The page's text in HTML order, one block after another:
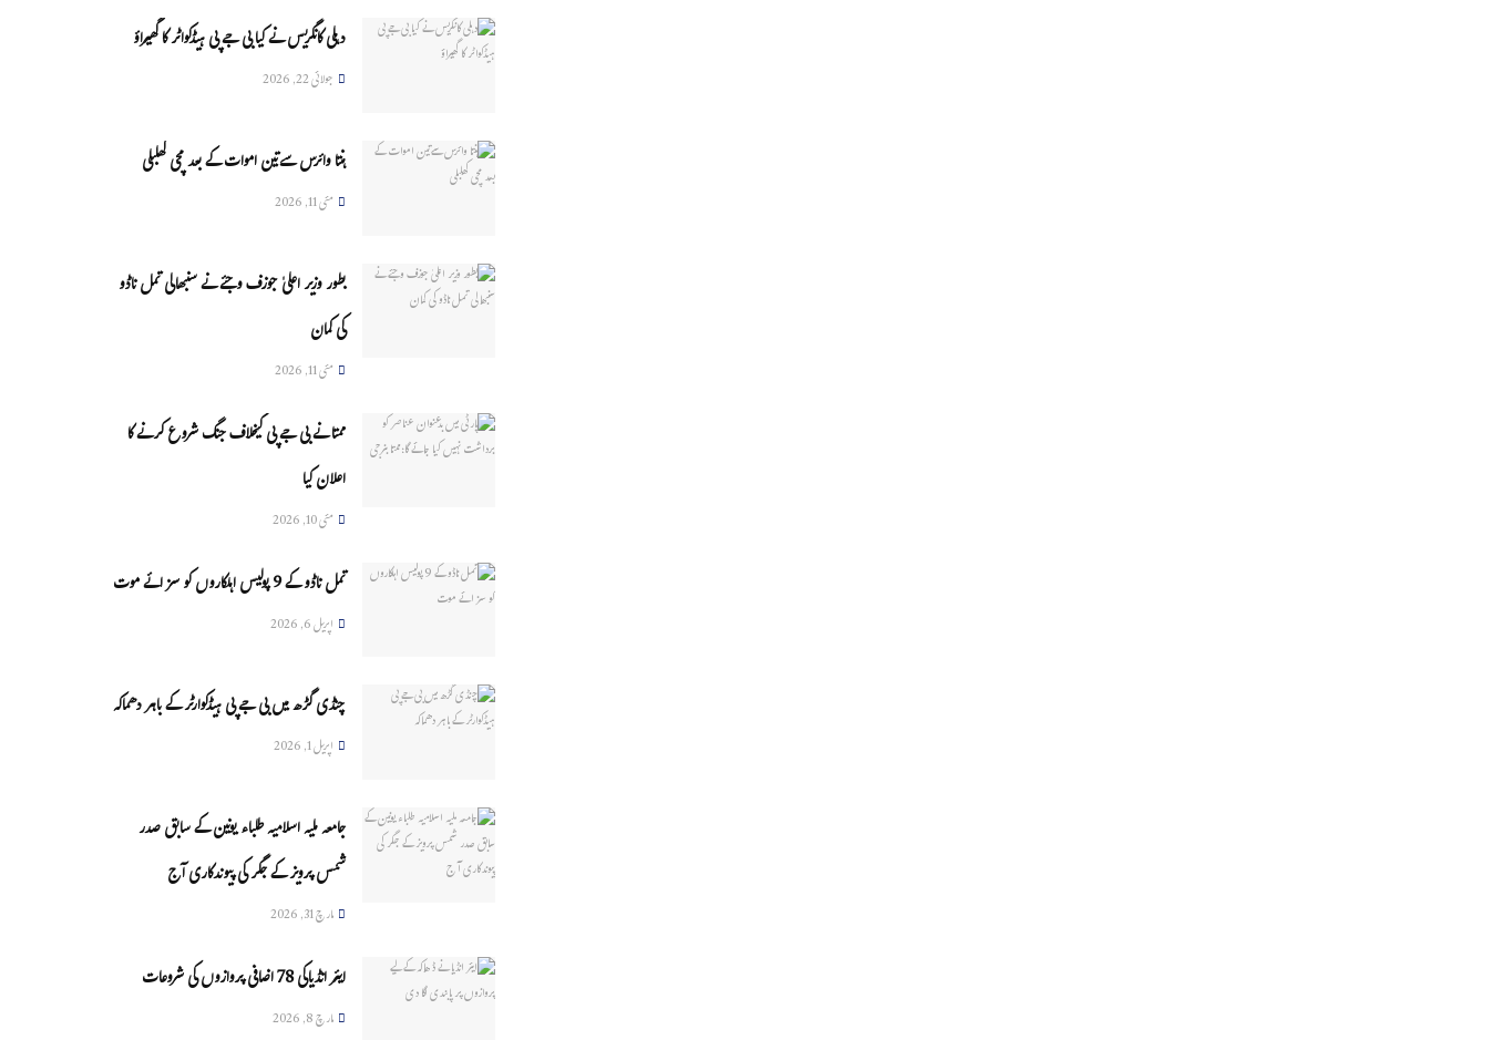
دہلی کانگریس نے کیا بی جے پی ہیڈکواٹر کا گھیراؤ
جولائی 22, 2026
ہنتا وائرس سےتین اموات کے بعد مچی کھلبلی
مئی 11, 2026
بطور وزیر اعلیٰ جوزف وجئے نے سنبھالی تمل ناڈو
کی کمان
مئی 11, 2026
ممتا نے بی جے پی کیخلاف جنگ شروع کرنے کا
اعلان کیا
مئی 10, 2026
تمل ناڈو کے 9 پولیس اہلکاروں کو سزائے موت
اپریل 6, 2026
چنڈی گڑھ میں بی جے پی ہیڈکوارٹر کے باہر دھماکہ
اپریل 1, 2026
جامعہ ملیہ اسلامیہ طلباء یونین کے سابق صدر
شمس پرویز کے جگر کی پیوندکاری آج
مارچ 31, 2026
ایئر انڈیاکی 78 اضافی پروازوں کی شروعات
مارچ 8, 2026